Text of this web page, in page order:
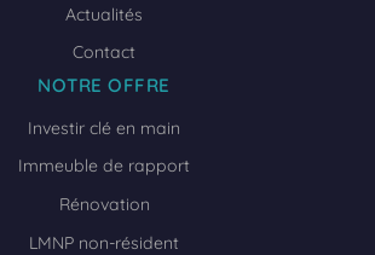
Actualités
Contact
NOTRE OFFRE
Investir clé en main
Immeuble de rapport
Rénovation
LMNP non-résident